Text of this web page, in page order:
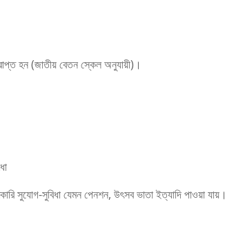
হন (জাতীয় বেতন স্কেল অনুযায়ী)।
সুযোগ-সুবিধা যেমন পেনশন, উৎসব ভাতা ইত্যাদি পাওয়া যায়।